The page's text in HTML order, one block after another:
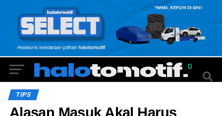
0
TIPS
Alasan Masuk Akal Harus